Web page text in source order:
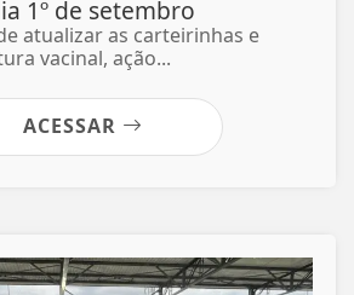
1º de setembro
atualizar as carteirinhas e
vacinal, ação...
ACESSAR